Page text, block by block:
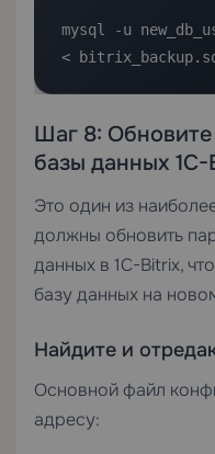
mysql -u
<
Шаг 8:
базы данных
Это один из
должны обновить
данных в 1C-Bitrix,
базу данных на
Найдите и
Основной файл
адресу: